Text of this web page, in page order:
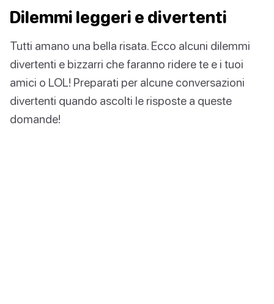
Dilemmi leggeri e divertenti
Tutti amano una bella risata. Ecco alcuni dilemmi
divertenti e bizzarri che faranno ridere te e i tuoi
amici o LOL! Preparati per alcune conversazioni
divertenti quando ascolti le risposte a queste
domande!